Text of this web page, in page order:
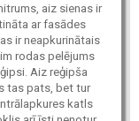
aiz sienas ir
ar fasādes
ir neapkurinātais
rodas pelējums
Aiz reģipša
tas pats, bet tur
katls